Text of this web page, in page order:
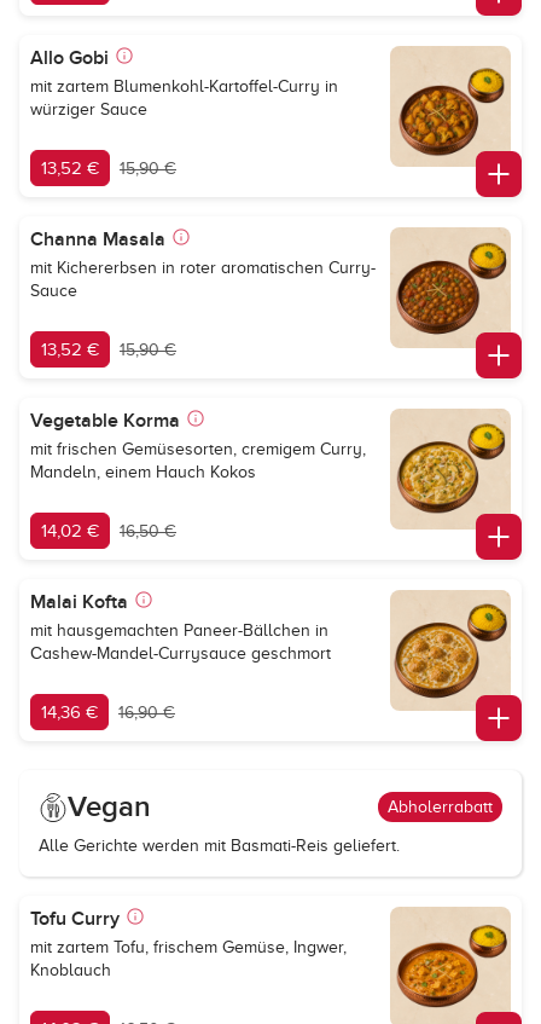
Allo Gobi
mit zartem Blumenkohl-Kartoffel-Curry in
würziger Sauce
13,52 € 15,90 €
Channa Masala
mit Kichererbsen in roter aromatischen Curry-
Sauce
13,52 € 15,90 €
Vegetable Korma
mit frischen Gemüsesorten, cremigem Curry,
Mandeln, einem Hauch Kokos
14,02 € 16,50 €
Malai Kofta
mit hausgemachten Paneer-Bällchen in
Сashew-Mandel-Currysauce geschmort
14,36 € 16,90 €
Vegan Abholerrabatt
Alle Gerichte werden mit Basmati-Reis geliefert.
Tofu Curry
mit zartem Tofu, frischem Gemüse, Ingwer,
Knoblauch